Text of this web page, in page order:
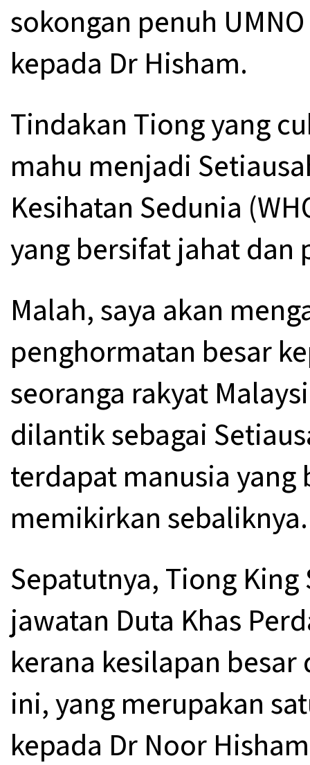
sokongan penuh
kepada Dr Hisham.
Tindakan Tiong yang
mahu menjadi
Kesihatan Sedunia
yang bersifat jahat dan
Malah, saya akan
penghormatan besar
seoranga rakyat
dilantik sebagai
terdapat manusia
memikirkan sebaliknya.
Sepatutnya, Tiong
jawatan Duta Khas
kerana kesilapan
ini, yang merupakan
kepada Dr Noor